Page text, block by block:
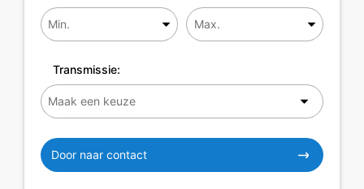
Transmissie:
Door naar contact